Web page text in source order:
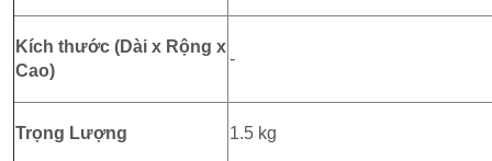
Kích thước (Dài x Rộng x
Cao)
-
Trọng Lượng 1.5 kg